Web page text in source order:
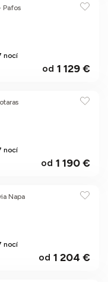
Pafos
nocí
1 129 €
od
nocí
1 190 €
od
Napa
nocí
1 204 €
od